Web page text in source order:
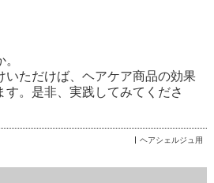
いただけば、ヘアケア商品の効果
す。是非、実践してみてくださ
ヘアシェルジュ用